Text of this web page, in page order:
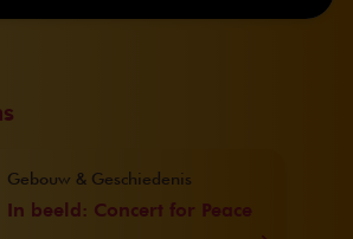
In beeld: Concert for Peace
Gebouw & Geschiedenis